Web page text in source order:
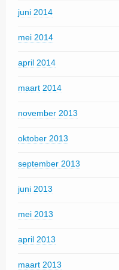
juni 2014
mei 2014
april 2014
maart 2014
november 2013
oktober 2013
september 2013
juni 2013
mei 2013
april 2013
maart 2013